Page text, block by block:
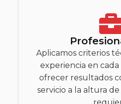
Aplicamos criterios
experiencia en
ofrecer resultados
servicio a la altura